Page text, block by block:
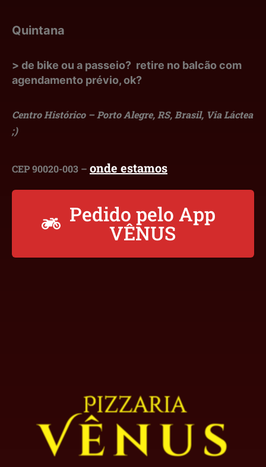
Quintana
> de bike ou a passeio? retire no balcão com
agendamento prévio, ok?
Centro Histórico – Porto Alegre, RS, Brasil, Via Láctea
;)
CEP 90020-003 – onde estamos
Pedido pelo App
VÊNUS